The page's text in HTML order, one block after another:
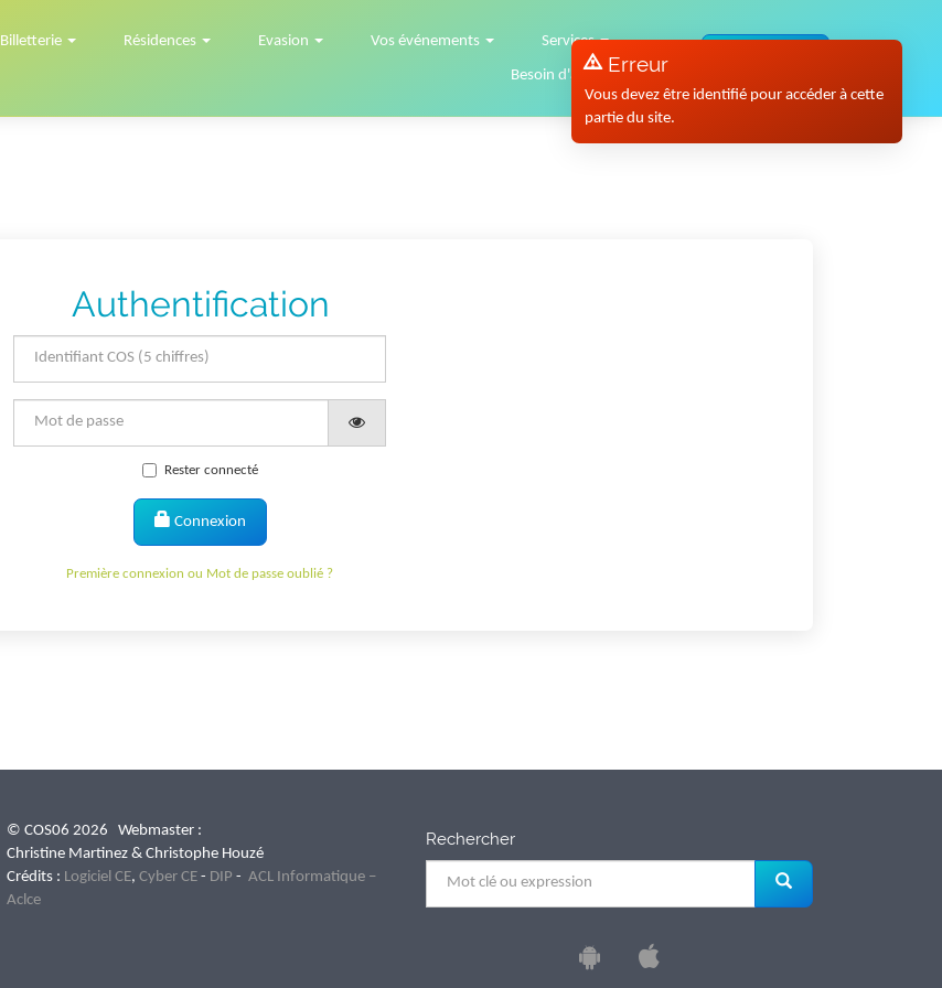
Billetterie Résidences Evasion Vos événements Services
Besoin d'aide ?
Authentification
Rester connecté
Connexion
Première connexion ou Mot de passe oublié ?
© COS06 2026 Webmaster :
Christine Martinez & Christophe Houzé
Crédits : Logiciel CE, Cyber CE - DIP - ACL Informatique –
Aclce
Rechercher
Erreur
Vous devez être identifié pour accéder à cette
partie du site.